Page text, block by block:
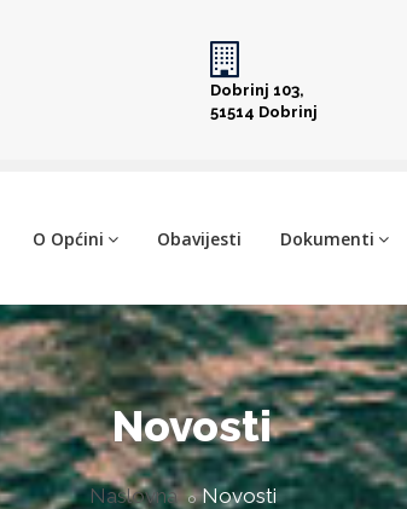
Dobrinj 103,
51514 Dobrinj
O Općini Obavijesti Dokumenti
Novosti
Naslovna Novosti